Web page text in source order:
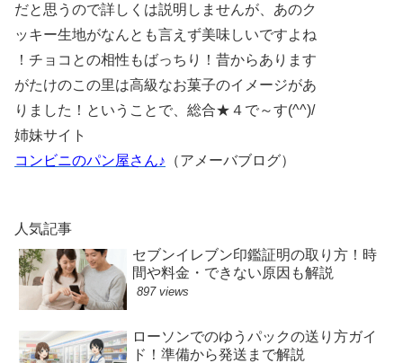
だと思うので詳しくは説明しませんが、あのク
ッキー生地がなんとも言えず美味しいですよね
！チョコとの相性もばっちり！昔からあります
がたけのこの里は高級なお菓子のイメージがあ
りました！ということで、総合★４で～す(^^)/
姉妹サイト
コンビニのパン屋さん♪ （アメーバブログ）
人気記事
セブンイレブン印鑑証明の取り方！時
間や料金・できない原因も解説
897 views
ローソンでのゆうパックの送り方ガイ
ド！準備から発送まで解説